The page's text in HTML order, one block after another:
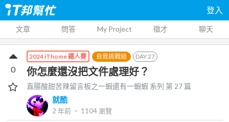
登入
文章 問答 My Project 徵才 聊天
2024 iThome 鐵人賽 自我挑戰組 DAY27
你怎麼還沒把文件處理好？
直腸酸甜苦辣留言板之一蝦還有一蝦蝦 系列 第27 篇
就酷
2 年前 ‧ 1104瀏覽
0